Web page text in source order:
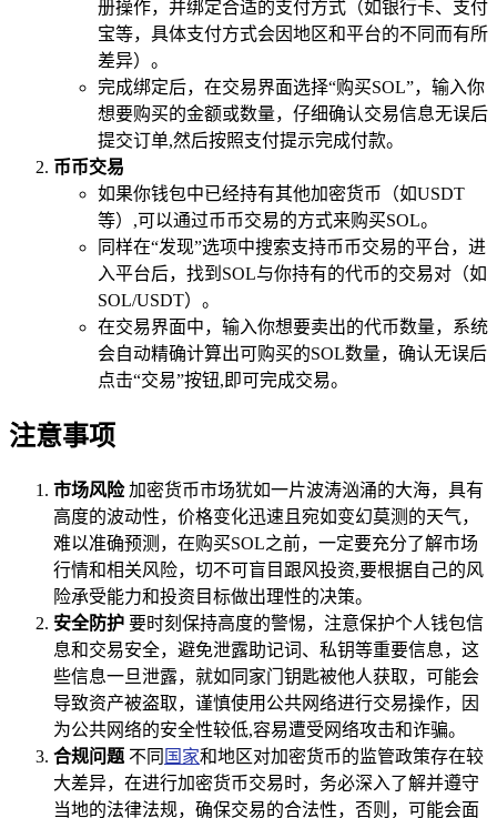
册操作，并绑定合适的支付方式（如银行卡、支付
宝等，具体支付方式会因地区和平台的不同而有所
差异）。
完成绑定后，在交易界面选择“购买SOL”，输入你
想要购买的金额或数量，仔细确认交易信息无误后
提交订单,然后按照支付提示完成付款。
币币交易
如果你钱包中已经持有其他加密货币（如USDT
等）,可以通过币币交易的方式来购买SOL。
同样在“发现”选项中搜索支持币币交易的平台，进
入平台后，找到SOL与你持有的代币的交易对（如
SOL/USDT）。
在交易界面中，输入你想要卖出的代币数量，系统
会自动精确计算出可购买的SOL数量，确认无误后
点击“交易”按钮,即可完成交易。
注意事项
市场风险加密货币市场犹如一片波涛汹涌的大海，具有
高度的波动性，价格变化迅速且宛如变幻莫测的天气，
难以准确预测，在购买SOL之前，一定要充分了解市场
行情和相关风险，切不可盲目跟风投资,要根据自己的风
险承受能力和投资目标做出理性的决策。
安全防护 要时刻保持高度的警惕，注意保护个人钱包信
息和交易安全，避免泄露助记词、私钥等重要信息，这
些信息一旦泄露，就如同家门钥匙被他人获取，可能会
导致资产被盗取，谨慎使用公共网络进行交易操作，因
为公共网络的安全性较低,容易遭受网络攻击和诈骗。
合规问题 不同 国家和地区对加密货币的监管政策存在较
大差异，在进行加密货币交易时，务必深入了解并遵守
当地的法律法规，确保交易的合法性，否则，可能会面